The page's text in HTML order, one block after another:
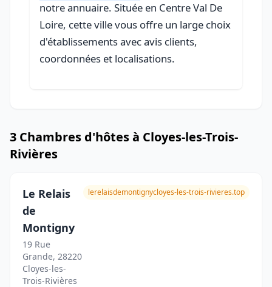
notre annuaire. Située en Centre Val De
Loire, cette ville vous offre un large choix
d'établissements avec avis clients,
coordonnées et localisations.
3 Chambres d'hôtes à Cloyes-les-Trois-
Rivières
Le Relais
de
Montigny
19 Rue
Grande, 28220
Cloyes-les-
Trois-Rivières
lerelaisdemontignycloyes-les-trois-rivieres.top